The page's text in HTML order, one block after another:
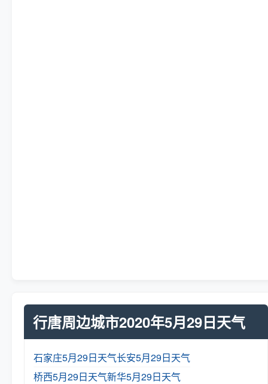
行唐周边城市2020年5月29日天气
石家庄5月29日天气长安5月29日天气
桥西5月29日天气新华5月29日天气